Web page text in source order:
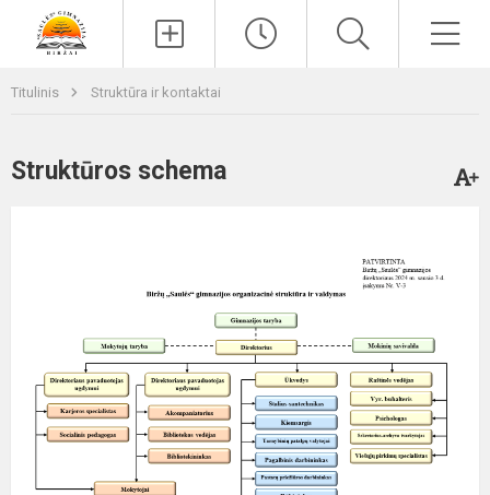
Titulinis Struktūra ir kontaktai
Struktūros schema